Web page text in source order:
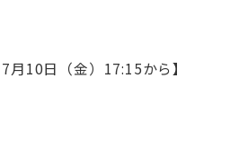
10日（金）17:15から】